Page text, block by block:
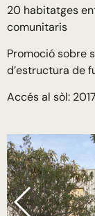
20 habitatges
comunitaris
Promoció sobre
d’estructura de
Accés al sòl: